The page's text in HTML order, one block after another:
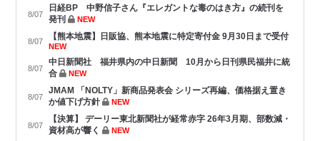
8/07
日経BP 中野信子さん『エレガントな毒のはき方』の続刊を
発刊
NEW
8/07 【熊本地震】日販協、熊本地震に特定寄付金 9月30日まで受付
NEW
8/07
中日新聞社 福井県内の中日新聞 10月から日刊県民福井に統
合
NEW
8/07
JMAM 「NOLTY」新商品発表会 シリーズ再編、価格据え置き
か値下げ方針
NEW
8/07
【決算】 デーリー東北新聞社が経常赤字 26年3月期、部数減・
資材高が響く
NEW